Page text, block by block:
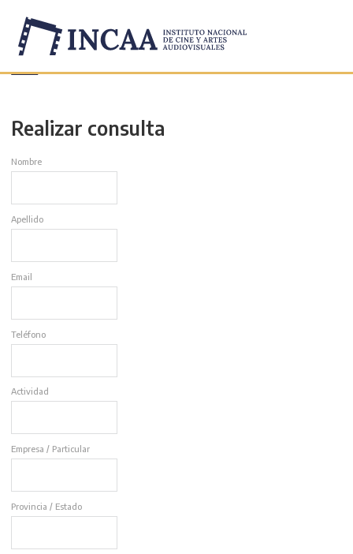
Inicio/Contacto
Realizar consulta
Nombre
Apellido
Email
Teléfono
Actividad
Empresa / Particular
Provincia / Estado